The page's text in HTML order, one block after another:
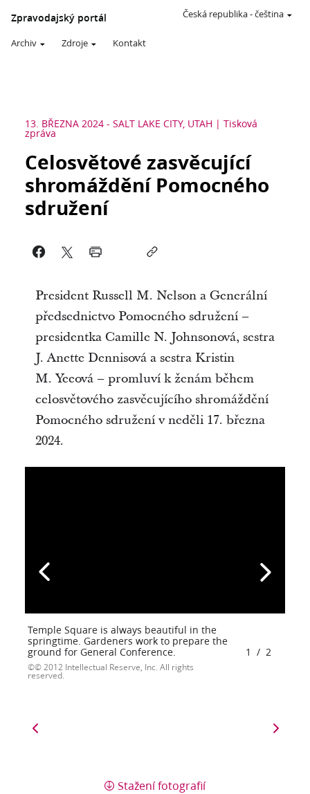
Zpravodajský portál
Archiv Zdroje Kontakt
Česká republika-čeština
13. BŘEZNA 2024 - SALT LAKE CITY, UTAH Tisková
zpráva
Celosvětové zasvěcující
shromáždění Pomocného
sdružení
President Russell M. Nelson a Generální
předsednictvo Pomocného sdružení –
presidentka Camille N. Johnsonová, sestra
J. Anette Dennisová a sestra Kristin
M. Yeeová – promluví k ženám během
celosvětového zasvěcujícího shromáždění
Pomocného sdružení v neděli 17. března
2024.
Temple Square is always beautiful in the
springtime. Gardeners work to prepare the
ground for General Conference.
© 2012 Intellectual Reserve, Inc. All rights
reserved.
1 / 2
Stažení fotografií